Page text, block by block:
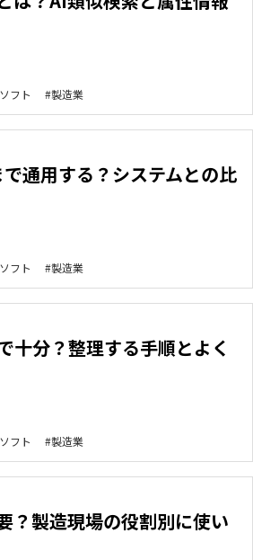
フト 製造業
通用する？システムとの比
フト 製造業
十分？整理する手順とよく
フト 製造業
？製造現場の役割別に使い